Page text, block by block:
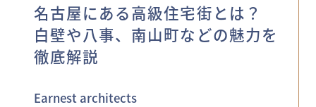
名古屋にある高級住宅街とは？
白壁や八事、南山町などの魅力を
徹底解説
Earnest architects